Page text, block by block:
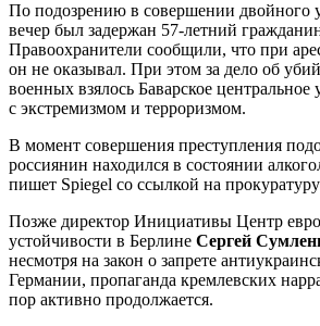
По подозрению в совершении двойного
вечер был задержан 57-летний
Правоохранители сообщили, что при
он не оказывал. При этом за дело об
военных взялось Баварское центральное
с экстремизмом и терроризмом.
В момент совершения преступления
россиянин находился в состоянии
пишет Spiegel со ссылкой на
Позже директор Инициативы Центр
устойчивости в Берлине Сергей
несмотря на закон о запрете
Германии, пропаганда кремлевских
пор активно продолжается.